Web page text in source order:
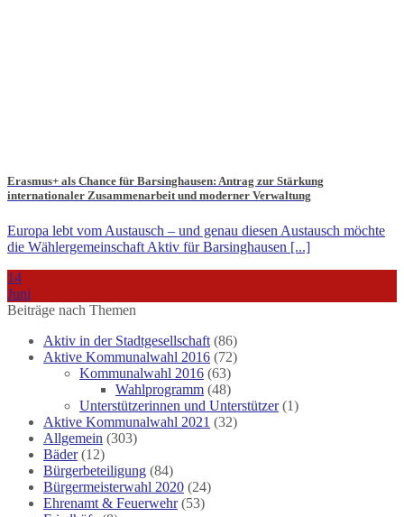
Erasmus+ als Chance für Barsinghausen: Antrag zur Stärkung
internationaler Zusammenarbeit und moderner Verwaltung
Europa lebt vom Austausch – und genau diesen Austausch möchte
die Wählergemeinschaft Aktiv für Barsinghausen [...]
14
Juni
Beiträge nach Themen
Aktiv in der Stadtgesellschaft (86)
Aktive Kommunalwahl 2016 (72)
Kommunalwahl 2016 (63)
Wahlprogramm (48)
Unterstützerinnen und Unterstützer(1)
Aktive Kommunalwahl 2021 (32)
Allgemein (303)
Bäder(12)
Bürgerbeteiligung (84)
Bürgermeisterwahl 2020 (24)
Ehrenamt & Feuerwehr(53)